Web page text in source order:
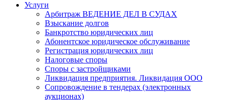
Услуги
Арбитраж ВЕДЕНИЕ ДЕЛ В СУДАХ
Взыскание долгов
Банкротство юридических лиц
Абонентское юридическое обслуживание
Регистрация юридических лиц
Налоговые споры
Споры с застройщиками
Ликвидация предприятия. Ликвидация ООО
Сопровождение в тендерах (электронных
аукционах)